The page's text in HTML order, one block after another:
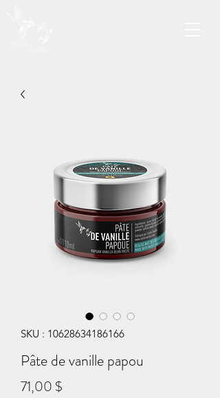
SKU : 10628634186166
Pâte de vanille papou
71,00 $